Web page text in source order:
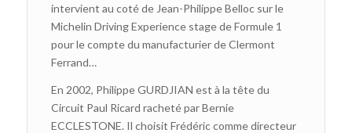
intervient au coté de Jean-Philippe Belloc sur le
Michelin Driving Experience stage de Formule 1
pour le compte du manufacturier de Clermont
Ferrand…
En 2002, Philippe GURDJIAN est à la tête du
Circuit Paul Ricard racheté par Bernie
ECCLESTONE. Il choisit Frédéric comme directeur